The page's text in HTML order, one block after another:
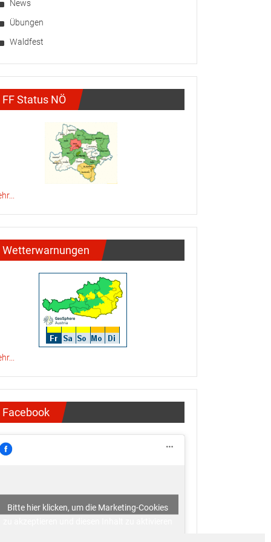
News
Übungen
Waldfest
FF Status NÖ
Wetterwarnungen
Facebook
Bitte hier klicken, um die Marketing-Cookies